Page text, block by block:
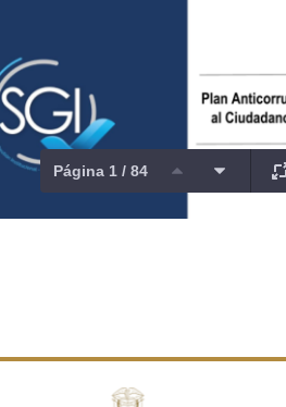
Página 1 / 84